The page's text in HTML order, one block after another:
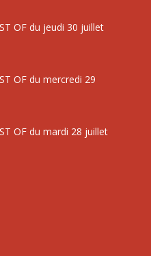
OF du jeudi 30 juillet
OF du mercredi 29
OF du mardi 28 juillet